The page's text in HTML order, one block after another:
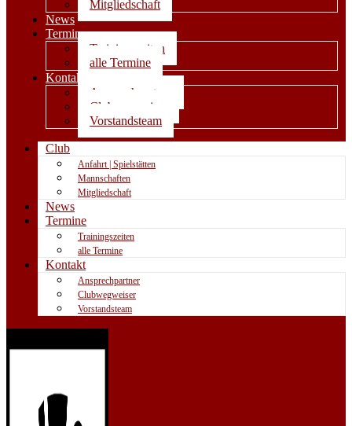
Mitgliedschaft
News
Termine
Trainingszeiten
alle Termine
Kontakt
Ansprechpartner
Clubwegweiser
Vorstandsteam
Club
Anfahrt | Spielstätten
Mannschaften
Mitgliedschaft
News
Termine
Trainingszeiten
alle Termine
Kontakt
Ansprechpartner
Clubwegweiser
Vorstandsteam